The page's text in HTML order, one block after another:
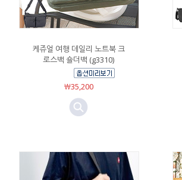
케쥬얼 여행 데일리 노트북 크
로스백 숄더백 (g3310)
￦35,200